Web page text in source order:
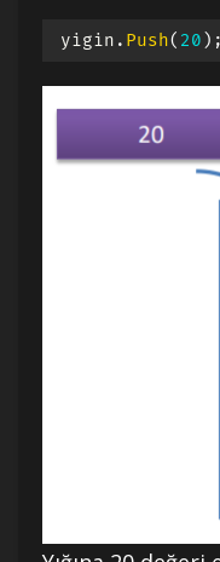
yigin . Push( 20 ) ;